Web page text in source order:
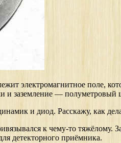
электромагнитное поле,
и заземление —
и диод. Расскажу, как
к чему-то тяжёлому.
детекторного приёмника.